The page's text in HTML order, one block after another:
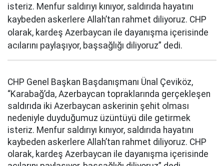
isteriz. Menfur saldırıyı kınıyor, saldırıda hayatını
kaybeden askerlere Allah’tan rahmet diliyoruz. CHP
olarak, kardeş Azerbaycan ile dayanışma içerisinde
acılarını paylaşıyor, başsağlığı diliyoruz” dedi.
CHP Genel Başkan Başdanışmanı Ünal Çeviköz,
“Karabağ’da, Azerbaycan topraklarında gerçekleşen
saldırıda iki Azerbaycan askerinin şehit olması
nedeniyle duyduğumuz üzüntüyü dile getirmek
isteriz. Menfur saldırıyı kınıyor, saldırıda hayatını
kaybeden askerlere Allah’tan rahmet diliyoruz. CHP
olarak, kardeş Azerbaycan ile dayanışma içerisinde